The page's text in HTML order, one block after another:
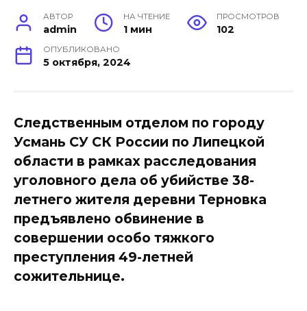
АВТОР
admin
НА ЧТЕНИЕ
1 мин
ПРОСМОТРОВ
102
ОПУБЛИКОВАНО
5 октября, 2024
Следственным отделом по городу
Усмань СУ СК России по Липецкой
области в рамках расследования
уголовного дела об убийстве 38-
летнего жителя деревни Терновка
предъявлено обвинение в
совершении особо тяжкого
преступления 49-летней
сожительнице.